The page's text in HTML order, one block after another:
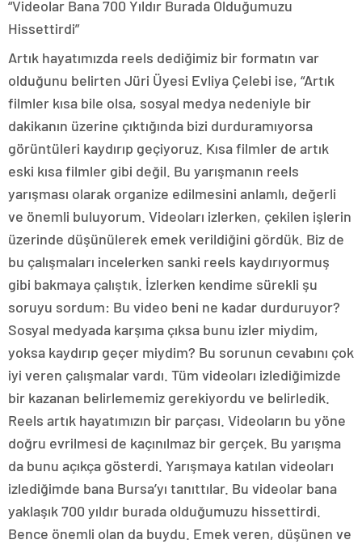
“Videolar Bana 700 Yıldır Burada Olduğumuzu
Hissettirdi”
Artık hayatımızda reels dediğimiz bir formatın var
olduğunu belirten Jüri Üyesi Evliya Çelebi ise, “Artık
filmler kısa bile olsa, sosyal medya nedeniyle bir
dakikanın üzerine çıktığında bizi durduramıyorsa
görüntüleri kaydırıp geçiyoruz. Kısa filmler de artık
eski kısa filmler gibi değil. Bu yarışmanın reels
yarışması olarak organize edilmesini anlamlı, değerli
ve önemli buluyorum. Videoları izlerken, çekilen işlerin
üzerinde düşünülerek emek verildiğini gördük. Biz de
bu çalışmaları incelerken sanki reels kaydırıyormuş
gibi bakmaya çalıştık. İzlerken kendime sürekli şu
soruyu sordum: Bu video beni ne kadar durduruyor?
Sosyal medyada karşıma çıksa bunu izler miydim,
yoksa kaydırıp geçer miydim? Bu sorunun cevabını çok
iyi veren çalışmalar vardı. Tüm videoları izlediğimizde
bir kazanan belirlememiz gerekiyordu ve belirledik.
Reels artık hayatımızın bir parçası. Videoların bu yöne
doğru evrilmesi de kaçınılmaz bir gerçek. Bu yarışma
da bunu açıkça gösterdi. Yarışmaya katılan videoları
izlediğimde bana Bursa’yı tanıttılar. Bu videolar bana
yaklaşık 700 yıldır burada olduğumuzu hissettirdi.
Bence önemli olan da buydu. Emek veren, düşünen ve